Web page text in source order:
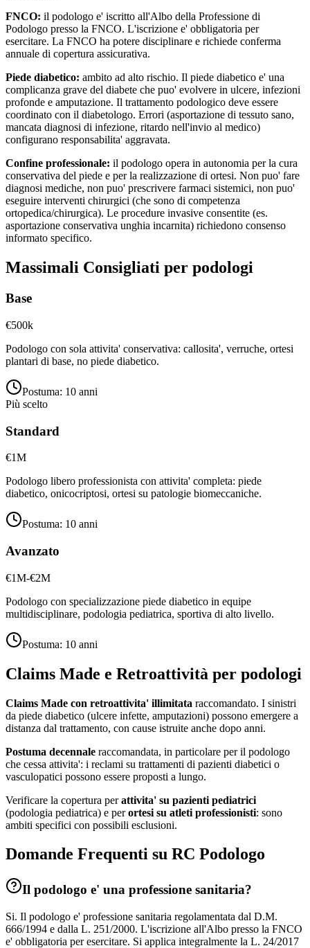
FNCO: il podologo e' iscritto all'Albo della Professione di
Podologo presso la FNCO. L'iscrizione e' obbligatoria per
esercitare. La FNCO ha potere disciplinare e richiede conferma
annuale di copertura assicurativa.
Piede diabetico: ambito ad alto rischio. Il piede diabetico e' una
complicanza grave del diabete che puo' evolvere in ulcere, infezioni
profonde e amputazione. Il trattamento podologico deve essere
coordinato con il diabetologo. Errori (asportazione di tessuto sano,
mancata diagnosi di infezione, ritardo nell'invio al medico)
configurano responsabilita' aggravata.
Confine professionale: il podologo opera in autonomia per la cura
conservativa del piede e per la realizzazione di ortesi. Non puo' fare
diagnosi mediche, non puo' prescrivere farmaci sistemici, non puo'
eseguire interventi chirurgici (che sono di competenza
ortopedica/chirurgica). Le procedure invasive consentite (es.
asportazione conservativa unghia incarnita) richiedono consenso
informato specifico.
Massimali Consigliati per podologi
Base
€500k
Podologo con sola attivita' conservativa: callosita', verruche, ortesi
plantari di base, no piede diabetico.
Postuma: 10 anni
Più scelto
Standard
€1M
Podologo libero professionista con attivita' completa: piede
diabetico, onicocriptosi, ortesi su patologie biomeccaniche.
Postuma: 10 anni
Avanzato
€1M-€2M
Podologo con specializzazione piede diabetico in equipe
multidisciplinare, podologia pediatrica, sportiva di alto livello.
Postuma: 10 anni
Claims Made e Retroattività per podologi
Claims Made con retroattivita' illimitata raccomandato. I sinistri
da piede diabetico (ulcere infette, amputazioni) possono emergere a
distanza dal trattamento, con cause istruite anche dopo anni.
Postuma decennale raccomandata, in particolare per il podologo
che cessa attivita': i reclami su trattamenti di pazienti diabetici o
vasculopatici possono essere proposti a lungo.
Verificare la copertura perattivita' su pazienti pediatrici
(podologia pediatrica) e perortesi su atleti professionisti: sono
ambiti specifici con possibili esclusioni.
Domande Frequenti su RC Podologo
Il podologo e' una professione sanitaria?
Si. Il podologo e' professione sanitaria regolamentata dal D.M.
666/1994 e dalla L. 251/2000. L'iscrizione all'Albo presso la FNCO
e' obbligatoria per esercitare. Si applica integralmente la L. 24/2017